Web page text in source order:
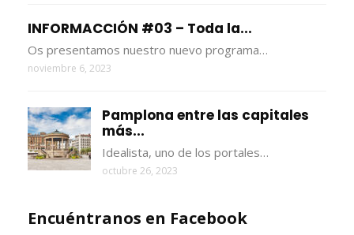
INFORMACCIÓN #03 – Toda la...
Os presentamos nuestro nuevo programa…
noviembre 6, 2023
Pamplona entre las capitales
más...
Idealista, uno de los portales…
octubre 26, 2023
Encuéntranos en Facebook